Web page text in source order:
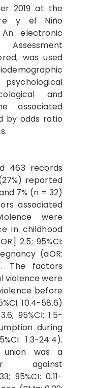
2019 at the
y el Niño
An electronic
Assessment
was used
and
associated
by odds ratio
463 records
reported
7% (n = 32)
associated
were
in childhood
2.5; 95%CI:
(aOR:
The factors
violence were
before
10.4-58.6)
95%CI: 1.5-
during
1.3-24.4).
was a
against
95%CI: 0.11-